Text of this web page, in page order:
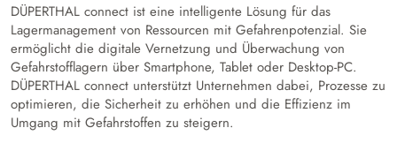
DÜPERTHAL connect ist eine intelligente Lösung für das
Lagermanagement von Ressourcen mit Gefahrenpotenzial. Sie
ermöglicht die digitale Vernetzung und Überwachung von
Gefahrstofflagern über Smartphone, Tablet oder Desktop-PC.
DÜPERTHAL connect unterstützt Unternehmen dabei, Prozesse zu
optimieren, die Sicherheit zu erhöhen und die Effizienz im
Umgang mit Gefahrstoffen zu steigern.